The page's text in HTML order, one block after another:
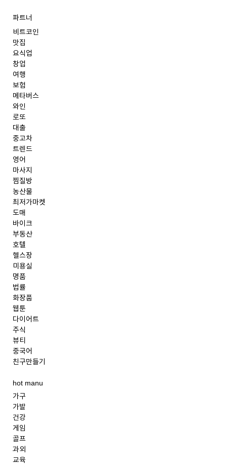
파트너
비트코인
맛집
요식업
창업
여행
보험
메타버스
와인
로또
대출
중고차
트렌드
영어
마사지
찜질방
농산물
최저가마켓
도매
바이크
부동산
호텔
헬스장
미용실
명품
법률
화장품
웹툰
다이어트
주식
뷰티
중국어
친구만들기
hot manu
가구
가발
건강
게임
골프
과외
교육